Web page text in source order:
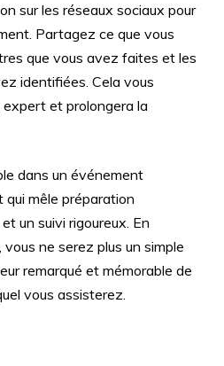
sur les réseaux sociaux pour
Partagez ce que vous
que vous avez faites et les
identifiées. Cela vous
et prolongera la
dans un événement
mêle préparation
un suivi rigoureux. En
ne serez plus un simple
remarqué et mémorable de
vous assisterez.